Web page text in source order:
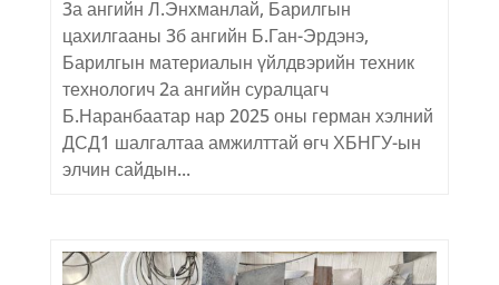
3а ангийн Л.Энхманлай, Барилгын
цахилгааны 3б ангийн Б.Ган-Эрдэнэ,
Барилгын материалын үйлдвэрийн техник
технологич 2а ангийн суралцагч
Б.Наранбаатар нар 2025 оны герман хэлний
ДСД1 шалгалтаа амжилттай өгч ХБНГУ-ын
элчин сайдын...